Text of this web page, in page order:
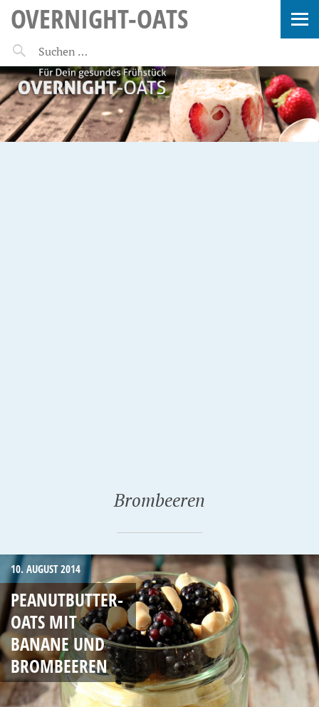
OVERNIGHT-OATS
Brombeeren
10. AUGUST 2014
PEANUTBUTTER-
OATS MIT
BANANE UND
BROMBEEREN